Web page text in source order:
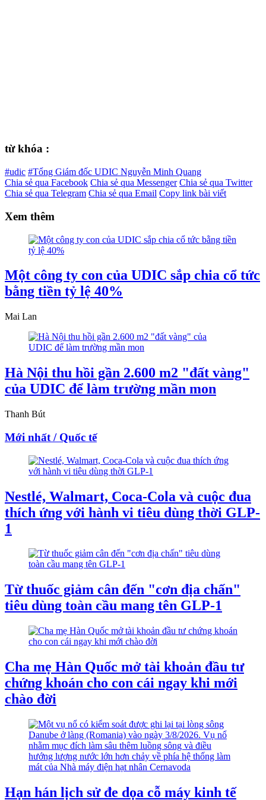
từ khóa :
#udic #Tổng Giám đốc UDIC Nguyễn Minh Quang
Chia sẻ qua Facebook Chia sẻ qua Messenger Chia sẻ qua Twitter
Chia sẻ qua Telegram Chia sẻ qua Email Copy link bài viết
Xem thêm
Một công ty con của UDIC sắp chia cổ tức
bằng tiền tỷ lệ 40%
Mai Lan
Hà Nội thu hồi gần 2.600 m2 "đất vàng"
của UDIC để làm trường mần mon
Thanh Bút
Mới nhất / Quốc tế
Nestlé, Walmart, Coca-Cola và cuộc đua
thích ứng với hành vi tiêu dùng thời GLP-
1
Từ thuốc giảm cân đến "cơn địa chấn"
tiêu dùng toàn cầu mang tên GLP-1
Cha mẹ Hàn Quốc mở tài khoản đầu tư
chứng khoán cho con cái ngay khi mới
chào đời
Hạn hán lịch sử đe dọa cỗ máy kinh tế